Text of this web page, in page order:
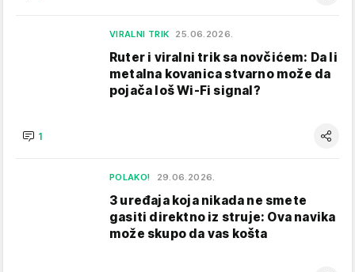
VIRALNI TRIK 25.06.2026.
Ruter i viralni trik sa novčićem: Da li
metalna kovanica stvarno može da
pojača loš Wi-Fi signal?
1
POLAKO! 29.06.2026.
3 uređaja koja nikada ne smete
gasiti direktno iz struje: Ova navika
može skupo da vas košta